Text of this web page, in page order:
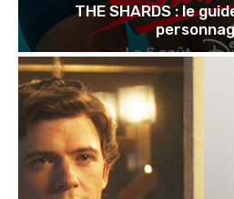
THE SHARDS : le